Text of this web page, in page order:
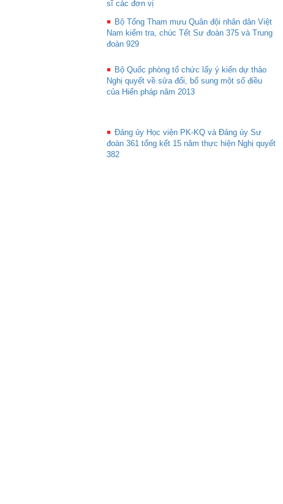
sĩ các đơn vị
Bộ Tổng Tham mưu Quân đội nhân dân Việt
Nam kiểm tra, chúc Tết Sư đoàn 375 và Trung
đoàn 929
Bộ Quốc phòng tổ chức lấy ý kiến dự thảo
Nghị quyết về sửa đổi, bổ sung một số điều
của Hiến pháp năm 2013
Đảng ủy Học viện PK-KQ và Đảng ủy Sư
đoàn 361 tổng kết 15 năm thực hiện Nghị quyết
382